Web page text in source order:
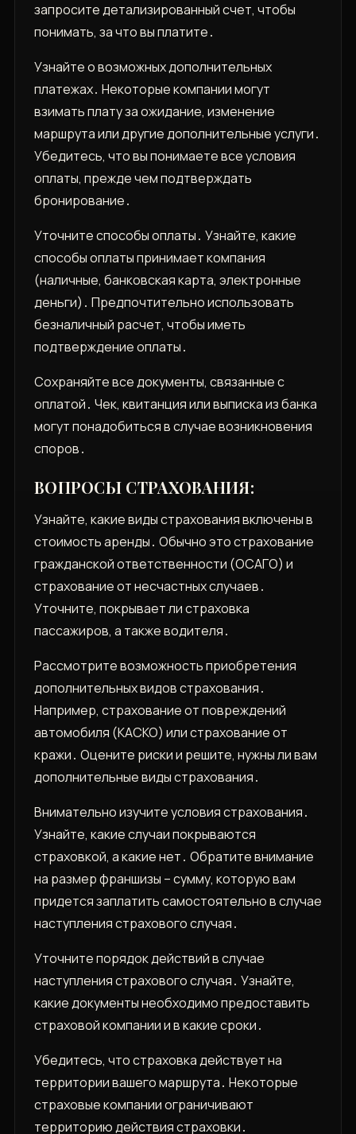
запросите детализированный счет, чтобы
понимать, за что вы платите․
Узнайте о возможных дополнительных
платежах․ Некоторые компании могут
взимать плату за ожидание, изменение
маршрута или другие дополнительные услуги․
Убедитесь, что вы понимаете все условия
оплаты, прежде чем подтверждать
бронирование․
Уточните способы оплаты․ Узнайте, какие
способы оплаты принимает компания
(наличные, банковская карта, электронные
деньги)․ Предпочтительно использовать
безналичный расчет, чтобы иметь
подтверждение оплаты․
Сохраняйте все документы, связанные с
оплатой․ Чек, квитанция или выписка из банка
могут понадобиться в случае возникновения
споров․
ВОПРОСЫ СТРАХОВАНИЯ:
Узнайте, какие виды страхования включены в
стоимость аренды․ Обычно это страхование
гражданской ответственности (ОСАГО) и
страхование от несчастных случаев․
Уточните, покрывает ли страховка
пассажиров, а также водителя․
Рассмотрите возможность приобретения
дополнительных видов страхования․
Например, страхование от повреждений
автомобиля (КАСКО) или страхование от
кражи․ Оцените риски и решите, нужны ли вам
дополнительные виды страхования․
Внимательно изучите условия страхования․
Узнайте, какие случаи покрываются
страховкой, а какие нет․ Обратите внимание
на размер франшизы – сумму, которую вам
придется заплатить самостоятельно в случае
наступления страхового случая․
Уточните порядок действий в случае
наступления страхового случая․ Узнайте,
какие документы необходимо предоставить
страховой компании и в какие сроки․
Убедитесь, что страховка действует на
территории вашего маршрута․ Некоторые
страховые компании ограничивают
территорию действия страховки․